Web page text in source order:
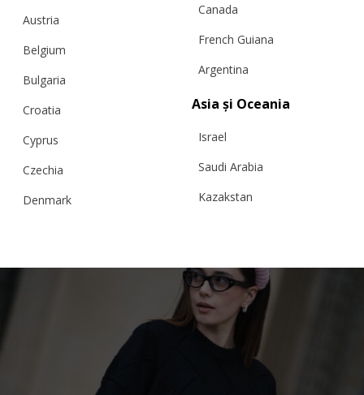
„FJORD” PULOVER, CIOCOLATĂ
Austria
Belgium
Bulgaria
Croatia
Cyprus
Czechia
Denmark
Canada
French Guiana
Argentina
Asia și Oceania
Israel
Saudi Arabia
Kazakstan
Hong Kong
China
Japan